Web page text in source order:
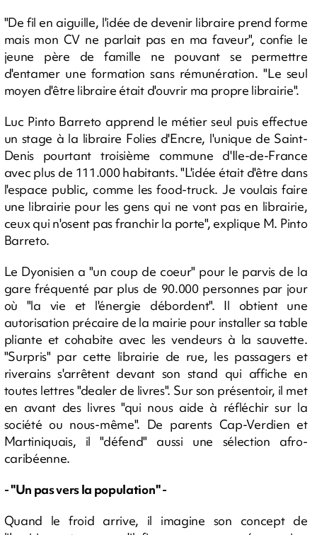
"De fil en aiguille, l'idée de devenir libraire prend forme
mais mon CV ne parlait pas en ma faveur", confie le
jeune père de famille ne pouvant se permettre
d'entamer une formation sans rémunération. "Le seul
moyen d'être libraire était d'ouvrir ma propre librairie".
Luc Pinto Barreto apprend le métier seul puis effectue
un stage à la libraire Folies d'Encre, l'unique de Saint-
Denis pourtant troisième commune d'Ile-de-France
avec plus de 111.000 habitants. "L'idée était d'être dans
l'espace public, comme les food-truck. Je voulais faire
une librairie pour les gens qui ne vont pas en librairie,
ceux qui n'osent pas franchir la porte", explique M. Pinto
Barreto.
Le Dyonisien a "un coup de coeur" pour le parvis de la
gare fréquenté par plus de 90.000 personnes par jour
où "la vie et l'énergie débordent". Il obtient une
autorisation précaire de la mairie pour installer sa table
pliante et cohabite avec les vendeurs à la sauvette.
"Surpris" par cette librairie de rue, les passagers et
riverains s'arrêtent devant son stand qui affiche en
toutes lettres "dealer de livres". Sur son présentoir, il met
en avant des livres "qui nous aide à réfléchir sur la
société ou nous-même". De parents Cap-Verdien et
Martiniquais, il "défend" aussi une sélection afro-
caribéenne.
- "Un pas vers la population" -
Quand le froid arrive, il imagine son concept de